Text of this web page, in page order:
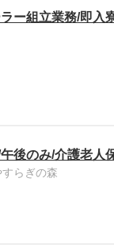
ー組立業務/即入
後のみ/介護老人
らぎの森